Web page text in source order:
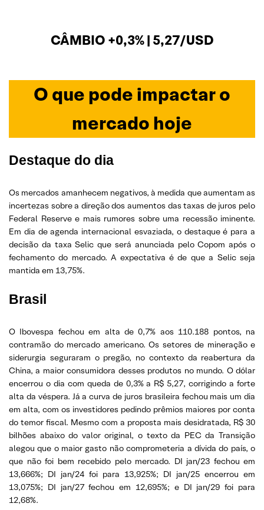
CÂMBIO +0,3% | 5,27/USD
O que pode impactar o
mercado hoje
Destaque do dia
Os mercados amanhecem negativos, à medida que aumentam as
incertezas sobre a direção dos aumentos das taxas de juros pelo
Federal Reserve e mais rumores sobre uma recessão iminente.
Em dia de agenda internacional esvaziada, o destaque é para a
decisão da taxa Selic que será anunciada pelo Copom após o
fechamento do mercado. A expectativa é de que a Selic seja
mantida em 13,75%.
Brasil
O Ibovespa fechou em alta de 0,7% aos 110.188 pontos, na
contramão do mercado americano. Os setores de mineração e
siderurgia seguraram o pregão, no contexto da reabertura da
China, a maior consumidora desses produtos no mundo. O dólar
encerrou o dia com queda de 0,3% a R$ 5,27, corrigindo a forte
alta da véspera. Já a curva de juros brasileira fechou mais um dia
em alta, com os investidores pedindo prêmios maiores por conta
do temor fiscal. Mesmo com a proposta mais desidratada, R$ 30
bilhões abaixo do valor original, o texto da PEC da Transição
alegou que o maior gasto não comprometeria a dívida do país, o
que não foi bem recebido pelo mercado. DI jan/23 fechou em
13,666%; DI jan/24 foi para 13,925%; DI jan/25 encerrou em
13,075%; DI jan/27 fechou em 12,695%; e DI jan/29 foi para
12,68%.